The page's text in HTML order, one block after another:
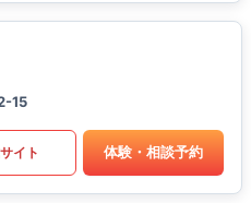
15
イト 体験・相談予約